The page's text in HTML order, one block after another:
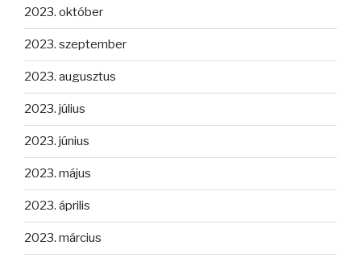
2023. október
2023. szeptember
2023. augusztus
2023. július
2023. június
2023. május
2023. április
2023. március